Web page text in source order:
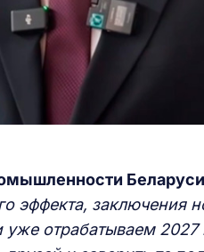
эффекта, заключения
уже отрабатываем